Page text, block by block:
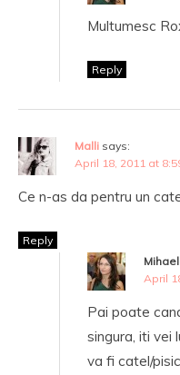
Multumesc
Reply
Malli says:
April 18, 2011 at
Ce n-as da pentru un
Reply
April
Pai poate
singura, iti vei
va fi catel/